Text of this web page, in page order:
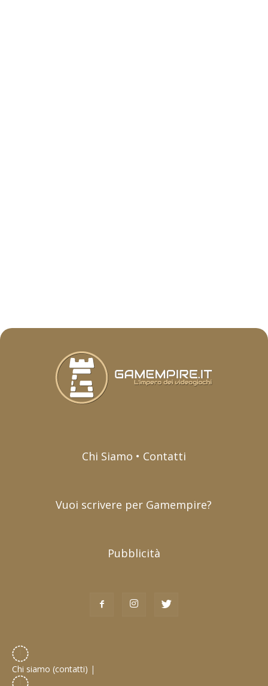
Chi Siamo • Contatti
Vuoi scrivere per Gamempire?
Pubblicità
Chi siamo (contatti) |